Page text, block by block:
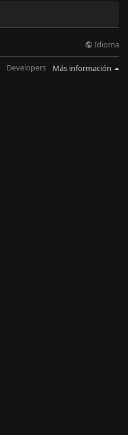
Idioma
Developers Más información